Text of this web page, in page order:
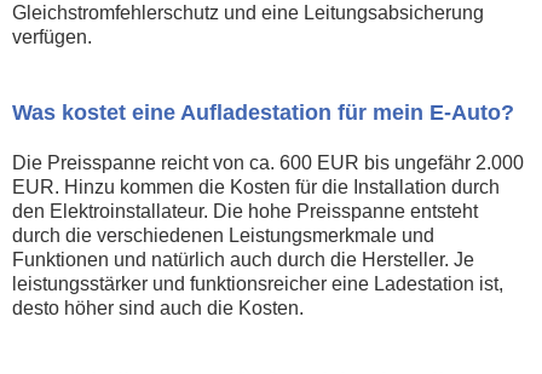
Gleichstromfehlerschutz und eine Leitungsabsicherung
verfügen.
Was kostet eine Aufladestation für mein E-Auto?
Die Preisspanne reicht von ca. 600 EUR bis ungefähr 2.000
EUR. Hinzu kommen die Kosten für die Installation durch
den Elektroinstallateur. Die hohe Preisspanne entsteht
durch die verschiedenen Leistungsmerkmale und
Funktionen und natürlich auch durch die Hersteller. Je
leistungsstärker und funktionsreicher eine Ladestation ist,
desto höher sind auch die Kosten.